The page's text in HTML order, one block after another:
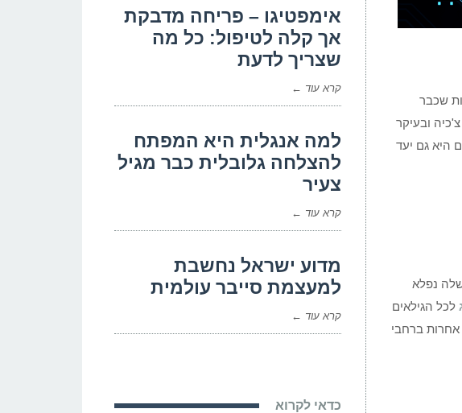
שכבר
ובעיקר
היא גם יעד
שלה נפלא
לכל הגילאים
אחרות ברחבי
אימפטיגו – פריחה מדבקת
אך קלה לטיפול: כל מה
שצריך לדעת
קרא עוד ←
למה אנגלית היא המפתח
להצלחה גלובלית כבר מגיל
צעיר
קרא עוד ←
מדוע ישראל נחשבת
למעצמת סייבר עולמית
קרא עוד ←
כדאי לקרוא